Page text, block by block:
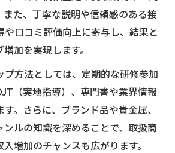
た、丁寧な説明や信頼感のある接
口コミ評価向上に寄与し、結果と
加を実現します。
プ方法としては、定期的な研修参加
（実地指導）、専門書や業界情報
。さらに、ブランド品や貴金属、
ンルの知識を深めることで、取扱商
増加のチャンスも広がります。